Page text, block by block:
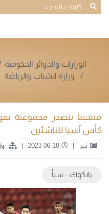
الوزارات والدوائر الحكومية
وزارة الشباب والرياضة
منتخبنا يتصدر مجموعته
كأس آسيا للناشئين
خبر 2023-06-18
بانكوك - سبأ